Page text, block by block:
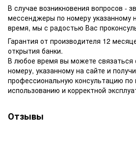
В случае возникновения вопросов -
мессенджеры по номеру указанному
время, мы с радостью Вас
Гарантия от производителя 12
открытия банки.
В любое время вы можете связаться
номеру, указанному на сайте и
профессиональную консультацию по
использованию и корректной
Отзывы